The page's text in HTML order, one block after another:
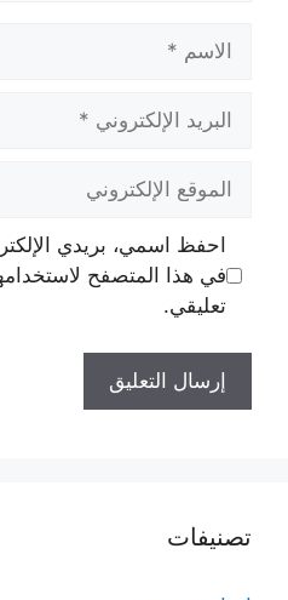
الاسم
البريد
الإلكتروني
الموقع
الإلكتروني
احفظ اسمي، بريدي
في هذا المتصفح
تعليقي.
تصنيفات